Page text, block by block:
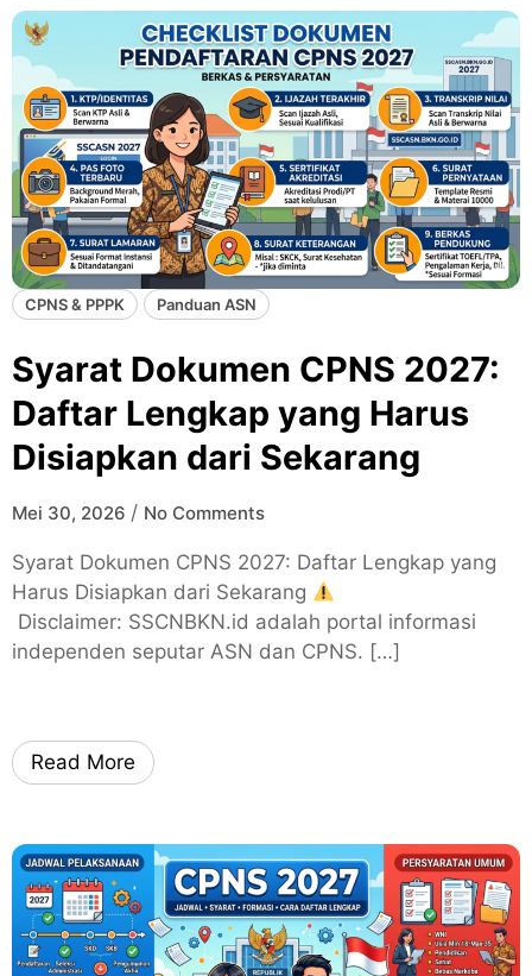
CPNS & PPPK Panduan ASN
Syarat Dokumen CPNS 2027:
Daftar Lengkap yang Harus
Disiapkan dari Sekarang
Mei 30, 2026 / No Comments
Syarat Dokumen CPNS 2027: Daftar Lengkap yang
Harus Disiapkan dari Sekarang
Disclaimer: SSCNBKN.id adalah portal informasi
independen seputar ASN dan CPNS. […]
Read More